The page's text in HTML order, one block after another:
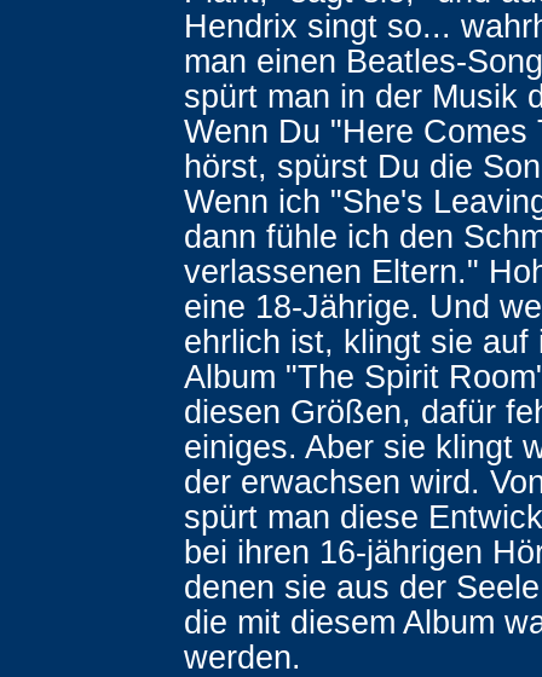
Hendrix singt so...
man einen Beatles-
spürt man in der Musik
Wenn Du "Here Comes
hörst, spürst Du die
Wenn ich "She's
dann fühle ich den
verlassenen Eltern."
eine 18-Jährige. Und
ehrlich ist, klingt sie auf
Album "The Spirit
diesen Größen, dafür
einiges. Aber sie klingt
der erwachsen wird.
spürt man diese
bei ihren 16-jährigen
denen sie aus der
die mit diesem Album
werden.